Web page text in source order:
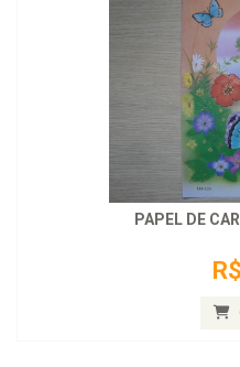
PAPEL DE